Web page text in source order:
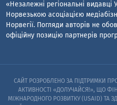
«Незалежні регіональні видавці
Норвезькою асоціацією
Норвегії. Погляди авторів не
офіційну позицію партнерів
САЙТ РОЗРОБЛЕНО ЗА ПІДТРИМКИ
АКТИВНОСТІ «ДОЛУЧАЙСЯ!», ЩО
МІЖНАРОДНОГО РОЗВИТКУ (USAID) ТА